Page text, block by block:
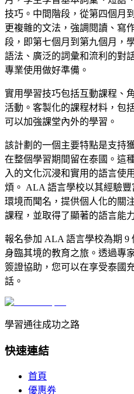
技巧。中間階段，從第四個月
更複雜的文法，強調閱讀、寫
段，即第七個月到第九個月，
語法、廣泛的詞彙和流利的對
專業使用做好準備。
實用學習技巧包括互動課程、
活動。客製化的課程材料，包
可以加強課堂內外的學習。
該計劃的一個主要特點是支持
在整個學習期間留在泰國。這
入的文化沉浸和實用的語言使
煩。 ALA 語言學校以其經驗
環境而聞名，提供個人化的關
課程，並取得了顯著的語言能
報名參加 ALA 語言學校為期 9
身臨其境的教育之旅。透過專
簽證協助，您可以在享受泰國
話。
學習通往成功之路
快速連結
首頁
優惠券